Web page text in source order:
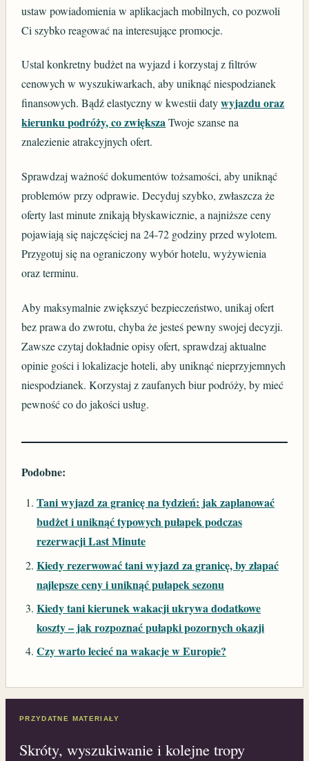
ustaw powiadomienia w aplikacjach mobilnych, co pozwoli
Ci szybko reagować na interesujące promocje.
Ustal konkretny budżet na wyjazd i korzystaj z filtrów
cenowych w wyszukiwarkach, aby uniknąć niespodzianek
finansowych. Bądź elastyczny w kwestii datywyjazdu oraz
kierunku podróży, co zwiększaTwoje szanse na
znalezienie atrakcyjnych ofert.
Sprawdzaj ważność dokumentów tożsamości, aby uniknąć
problemów przy odprawie. Decyduj szybko, zwłaszcza że
oferty last minute znikają błyskawicznie, a najniższe ceny
pojawiają się najczęściej na 24-72 godziny przed wylotem.
Przygotuj się na ograniczony wybór hotelu, wyżywienia
oraz terminu.
Aby maksymalnie zwiększyć bezpieczeństwo, unikaj ofert
bez prawa do zwrotu, chyba że jesteś pewny swojej decyzji.
Zawsze czytaj dokładnie opisy ofert, sprawdzaj aktualne
opinie gości i lokalizacje hoteli, aby uniknąć nieprzyjemnych
niespodzianek. Korzystaj z zaufanych biur podróży, by mieć
pewność co do jakości usług.
Podobne:
Tani wyjazd za granicę na tydzień: jak zaplanować
budżet i uniknąć typowych pułapek podczas
rezerwacji Last Minute
Kiedy rezerwować tani wyjazd za granicę, by złapać
najlepsze ceny i uniknąć pułapek sezonu
Kiedy tani kierunek wakacji ukrywa dodatkowe
koszty – jak rozpoznać pułapki pozornych okazji
Czy warto lecieć na wakacje w Europie?
PRZYDATNE MATERIAŁY
Skróty, wyszukiwanie i kolejne tropy